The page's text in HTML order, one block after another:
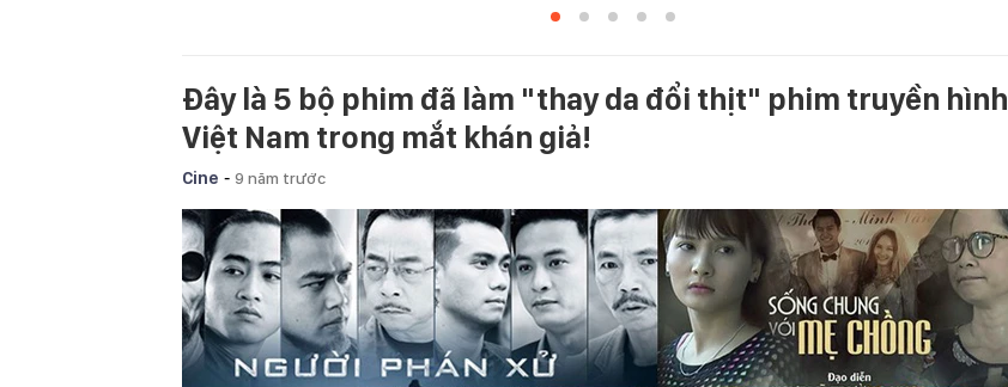
Đây là 5 bộ phim đã làm "thay da đổi thịt" phim truyền hình
Việt Nam trong mắt khán giả!
Cine - 9 năm trước